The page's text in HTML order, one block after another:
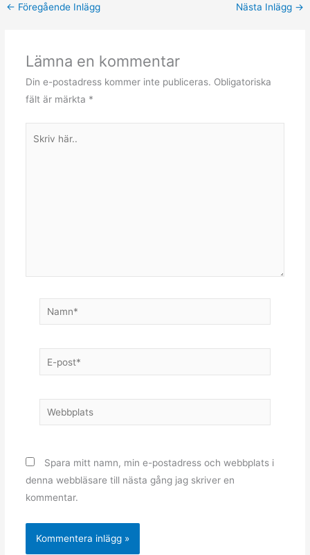
← Föregående Inlägg Nästa Inlägg →
Lämna en kommentar
Din e-postadress kommer inte publiceras. Obligatoriska
fält är märkta *
Namn*
E-
post*
Webbplats
Spara mitt namn, min e-postadress och webbplats i
denna webbläsare till nästa gång jag skriver en
kommentar.